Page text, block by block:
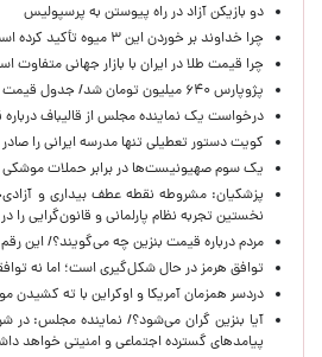
دو بازیکن آزاد در راه پیوستن به پرسپولیس
چرا خداوند بر خوردن این ۳ میوه تأکید کرده است؟!
چرا قیمت طلا در ایران با بازار جهانی متفاوت
پژوپارس ۶۴۰ میلیون تومان شد/ جدول قیمت مدل‌های مختلف خودرو
درخواست یک نماینده مجلس از قالیباف درباره
کویت دستور تعطیلی تنها مدرسه ایرانی را صادر
یک‌ سوم صهیونیست‌ها در برابر حملات
پزشکیان: مشروطه نقطه عطف بیداری و
نخستین تجربه نظام پارلمانی و قانون‌گرایی را
مردم درباره قیمت بنزین چه می‌گویند؟/ این
توافق هرمز در حال شکل‌گیری است؛ اما نه
دردسر همزمان آمریکا و اوکراین با ته
آیا بنزین گران می‌شود؟/ نماینده مجلس: در
پیامدهای گسترده اجتماعی و امنیتی خواهد